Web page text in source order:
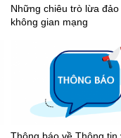
Những chiêu trò lừa đảo
không gian mạng